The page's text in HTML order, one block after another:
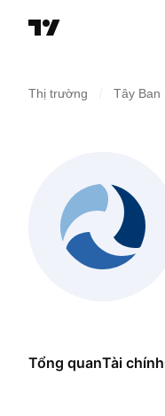
Thị trường Tây Ban
Tổng quanTài chính